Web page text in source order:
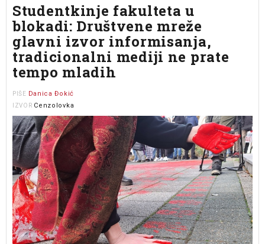
Studentkinje fakulteta u
blokadi: Društvene mreže
glavni izvor informisanja,
tradicionalni mediji ne prate
tempo mladih
PIŠE Danica Đokić
IZVOR Cenzolovka